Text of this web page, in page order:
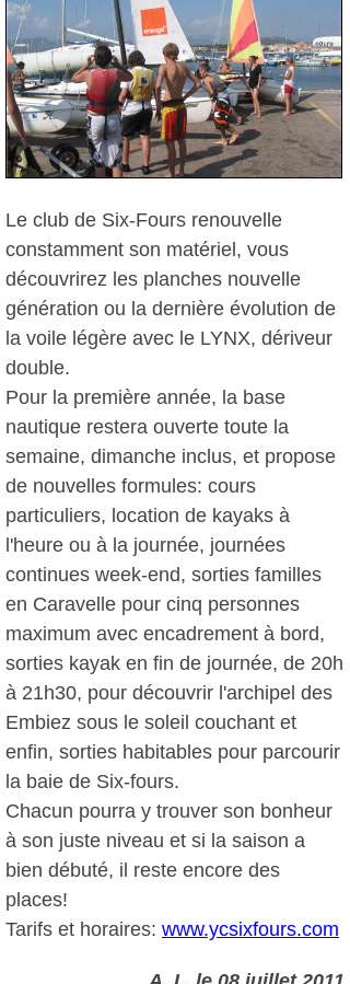
Le club de Six-Fours renouvelle
constamment son matériel, vous
découvrirez les planches nouvelle
génération ou la dernière évolution de
la voile légère avec le LYNX, dériveur
double.
Pour la première année, la base
nautique restera ouverte toute la
semaine, dimanche inclus, et propose
de nouvelles formules: cours
particuliers, location de kayaks à
l'heure ou à la journée, journées
continues week-end, sorties familles
en Caravelle pour cinq personnes
maximum avec encadrement à bord,
sorties kayak en fin de journée, de 20h
à 21h30, pour découvrir l'archipel des
Embiez sous le soleil couchant et
enfin, sorties habitables pour parcourir
la baie de Six-fours.
Chacun pourra y trouver son bonheur
à son juste niveau et si la saison a
bien débuté, il reste encore des
places!
Tarifs et horaires: www.ycsixfours.com